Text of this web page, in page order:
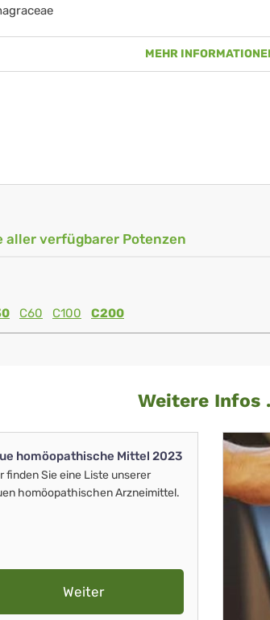
MEHR
aller verfügbarer Potenzen
C60 C100 C200
Weitere Infos
homöopathische Mittel 2023
finden Sie eine Liste unserer
homöopathischen Arzneimittel.
Weiter